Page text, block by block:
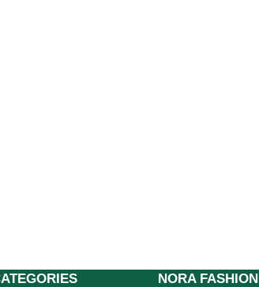
NORA FASHION